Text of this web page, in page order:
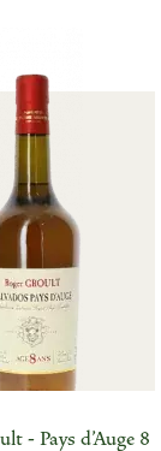
- Pays d'Auge 8